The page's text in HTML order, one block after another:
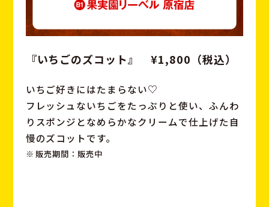
『いちごのズコット』 ¥1,800（税込）
いちご好きにはたまらない♡
フレッシュないちごをたっぷりと使い、 ふんわ
りスポンジとなめらかなクリームで仕上げた自
慢のズコットです。
販売期間：販売中